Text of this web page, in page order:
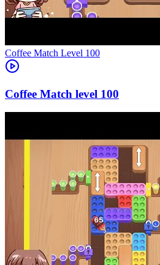
Level 100
100